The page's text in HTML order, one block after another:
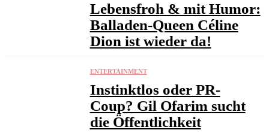
Lebensfroh & mit Humor:
Balladen-Queen Céline
Dion ist wieder da!
ENTERTAINMENT
Instinktlos oder PR-
Coup? Gil Ofarim sucht
die Öffentlichkeit